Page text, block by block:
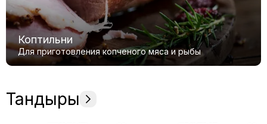
Коптильни
Для приготовления копченого мяса и рыбы
Тандыры